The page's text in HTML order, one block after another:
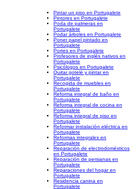
Pintar un piso en Portugalete
Pintores en Portugalete
Poda de palmeras en
Portugalete
Podar árboles en Portugalete
Poner papel pintado en
Portugalete
Portes en Portugalete
Profesores de inglés nativos en
Portugalete
Psicólogos en Portugalete
Quitar gotelé y pintar en
Portugalete
Recogida de muebles en
Portugalete
Reforma integral de baño en
Portugalete
Reforma integral de cocina en
Portugalete
Reforma integral de piso en
Portugalete
Reformar instalación eléctrica en
Portugalete
Reformas integrales en
Portugalete
Reparación de electrodomésticos
en Portugalete
Reparación de persianas en
Portugalete
Reparaciones del hogar en
Portugalete
Residencia canina en
Portugalete